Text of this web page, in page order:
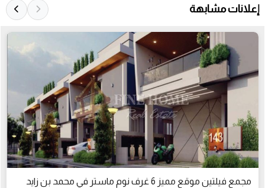
إعلانات مشابهة
مجمع فيلتين موقع مميز 6 غرف نوم ماستر في محمد بن زايد